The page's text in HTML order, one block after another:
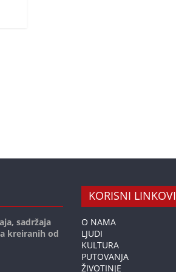
sadržaja
kreiranih od
KORISNI LINKOVI
O NAMA
LJUDI
KULTURA
PUTOVANJA
ŽIVOTINJE